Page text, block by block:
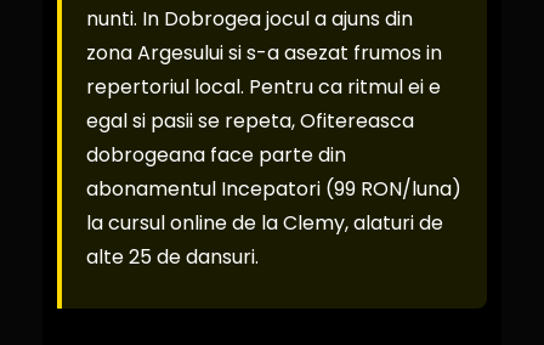
nunti. In Dobrogea jocul a ajuns din
zona Argesului si s-a asezat frumos in
repertoriul local. Pentru ca ritmul ei e
egal si pasii se repeta, Ofitereasca
dobrogeana face parte din
abonamentul Incepatori (99 RON/luna)
la cursul online de la Clemy, alaturi de
alte 25 de dansuri.